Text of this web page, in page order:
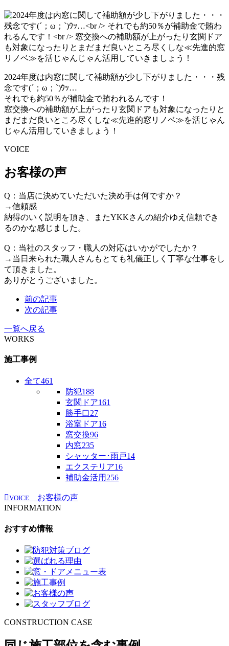
2024年度は内窓に関して補助額が少し下がりました・・・残
念です(´；ω；`)ｳｯ…
それでも約50％が補助金で賄われるんです！
窓交換への補助額が上がったり玄関ドアも対象になったりと
まだまだ良いところ尽くしな≪先進的窓リノベ≫を活じゃん
じゃん活用していきましょう！
VOICE
お客様の声
Q：当店に決めていただいた決め手は何ですか？
→信頼感
納得のいく説明を頂き、またYKKさんの紹介ゆえ信頼でき
るのかな感じました。
Q：当社のスタッフ・職人の対応はいかがでしたか？
→当日来られた職人さんもとても礼儀正しく丁寧な仕事をし
て頂きました。
ありがとうございました。
前の記事
次の記事
一覧へ戻る
WORKS
施工事例
全て461
防犯188
玄関ドア161
勝手口27
浴室ドア16
窓交換96
内窓235
シャッター･雨戸14
エクステリア16
補助金活用 256
VOICE
お客様の声
INFORMATION
おすすめ情報
CONSTRUCTION CASE